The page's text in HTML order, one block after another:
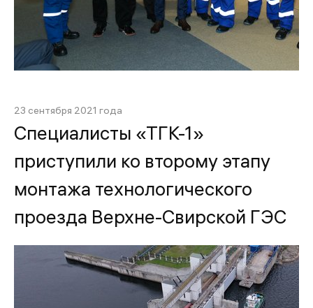
23 сентября 2021 года
Специалисты «ТГК-1»
приступили ко второму этапу
монтажа технологического
проезда Верхне-Свирской ГЭС